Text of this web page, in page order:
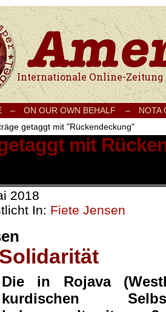
Internationale Onlinezeitung für Frieden,
– ON OUR OWN BEHALF –
NOTA
getaggt mit "Rückendeckung"
mit
2018
In: Fiete Jensen
Die in Rojava
kurdischen